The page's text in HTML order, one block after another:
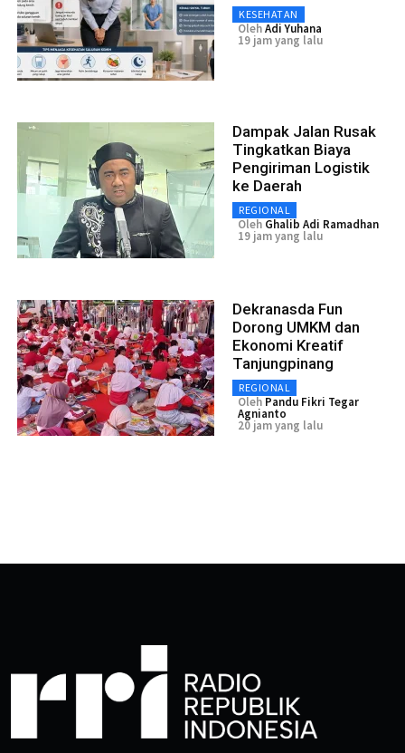
KESEHATAN
OlehAdi Yuhana
19 jam yang lalu
Dampak Jalan Rusak
Tingkatkan Biaya
Pengiriman Logistik
ke Daerah
REGIONAL
Oleh Ghalib Adi Ramadhan
19 jam yang lalu
Dekranasda Fun
Dorong UMKM dan
Ekonomi Kreatif
Tanjungpinang
REGIONAL
Oleh Pandu Fikri Tegar
Agnianto
20 jam yang lalu